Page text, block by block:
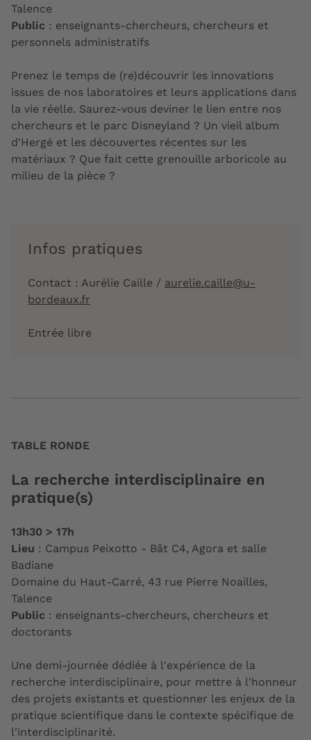
Talence
Public : enseignants-chercheurs, chercheurs et
personnels administratifs
Prenez le temps de (re)découvrir les innovations
issues de nos laboratoires et leurs applications dans
la vie réelle. Saurez-vous deviner le lien entre nos
chercheurs et le parc Disneyland ? Un vieil album
d'Hergé et les découvertes récentes sur les
matériaux ? Que fait cette grenouille arboricole au
milieu de la pièce ?
Infos pratiques
Contact : Aurélie Caille / aurelie.caille@u-
bordeaux.fr
Entrée libre
TABLE RONDE
La recherche interdisciplinaire en
pratique(s)
13h30 > 17h
Lieu : Campus Peixotto - Bât C4, Agora et salle
Badiane
Domaine du Haut-Carré, 43 rue Pierre Noailles,
Talence
Public : enseignants-chercheurs, chercheurs et
doctorants
Une demi-journée dédiée à l'expérience de la
recherche interdisciplinaire, pour mettre à l'honneur
des projets existants et questionner les enjeux de la
pratique scientifique dans le contexte spécifique de
l'interdisciplinarité.